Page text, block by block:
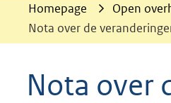
Homepage Open
Nota over de
Nota over